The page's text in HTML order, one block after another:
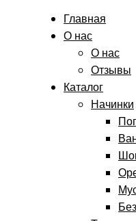
Главная
О нас
О нас
Отзывы
Каталог
Начинки